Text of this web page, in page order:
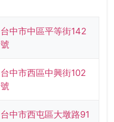
台中市中區平等街142
號
台中市西區中興街102
號
台中市西屯區大墩路91